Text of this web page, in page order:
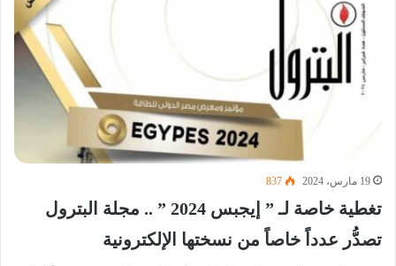
19 مارس، 2024 837
تغطية خاصة لـ ” إيجبس 2024 ” .. مجلة البترول
تصدُّر عدداً خاصاً من نسختها الإلكترونية